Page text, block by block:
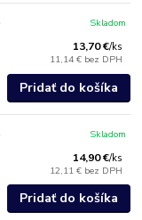
13,70 €/ks
11,14 € bez DPH
Skladom
Pridať do košíka
14,90 €/ks
12,11 € bez DPH
Skladom
Pridať do košíka